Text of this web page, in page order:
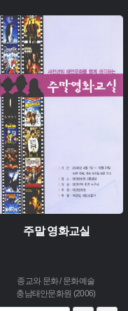
주제 :
유형 :
생산 :
소장 :
주말 영화교실
종교와 문화 / 문화예술
충남태안문화원 (2006)